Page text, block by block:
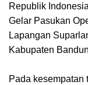
Republik
Gelar Pasukan
Lapangan
Kabupaten
Pada kesempatan